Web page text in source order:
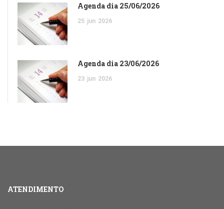
Agenda dia 25/06/2026
25 jun 2026
Agenda dia 23/06/2026
23 jun 2026
ATENDIMENTO